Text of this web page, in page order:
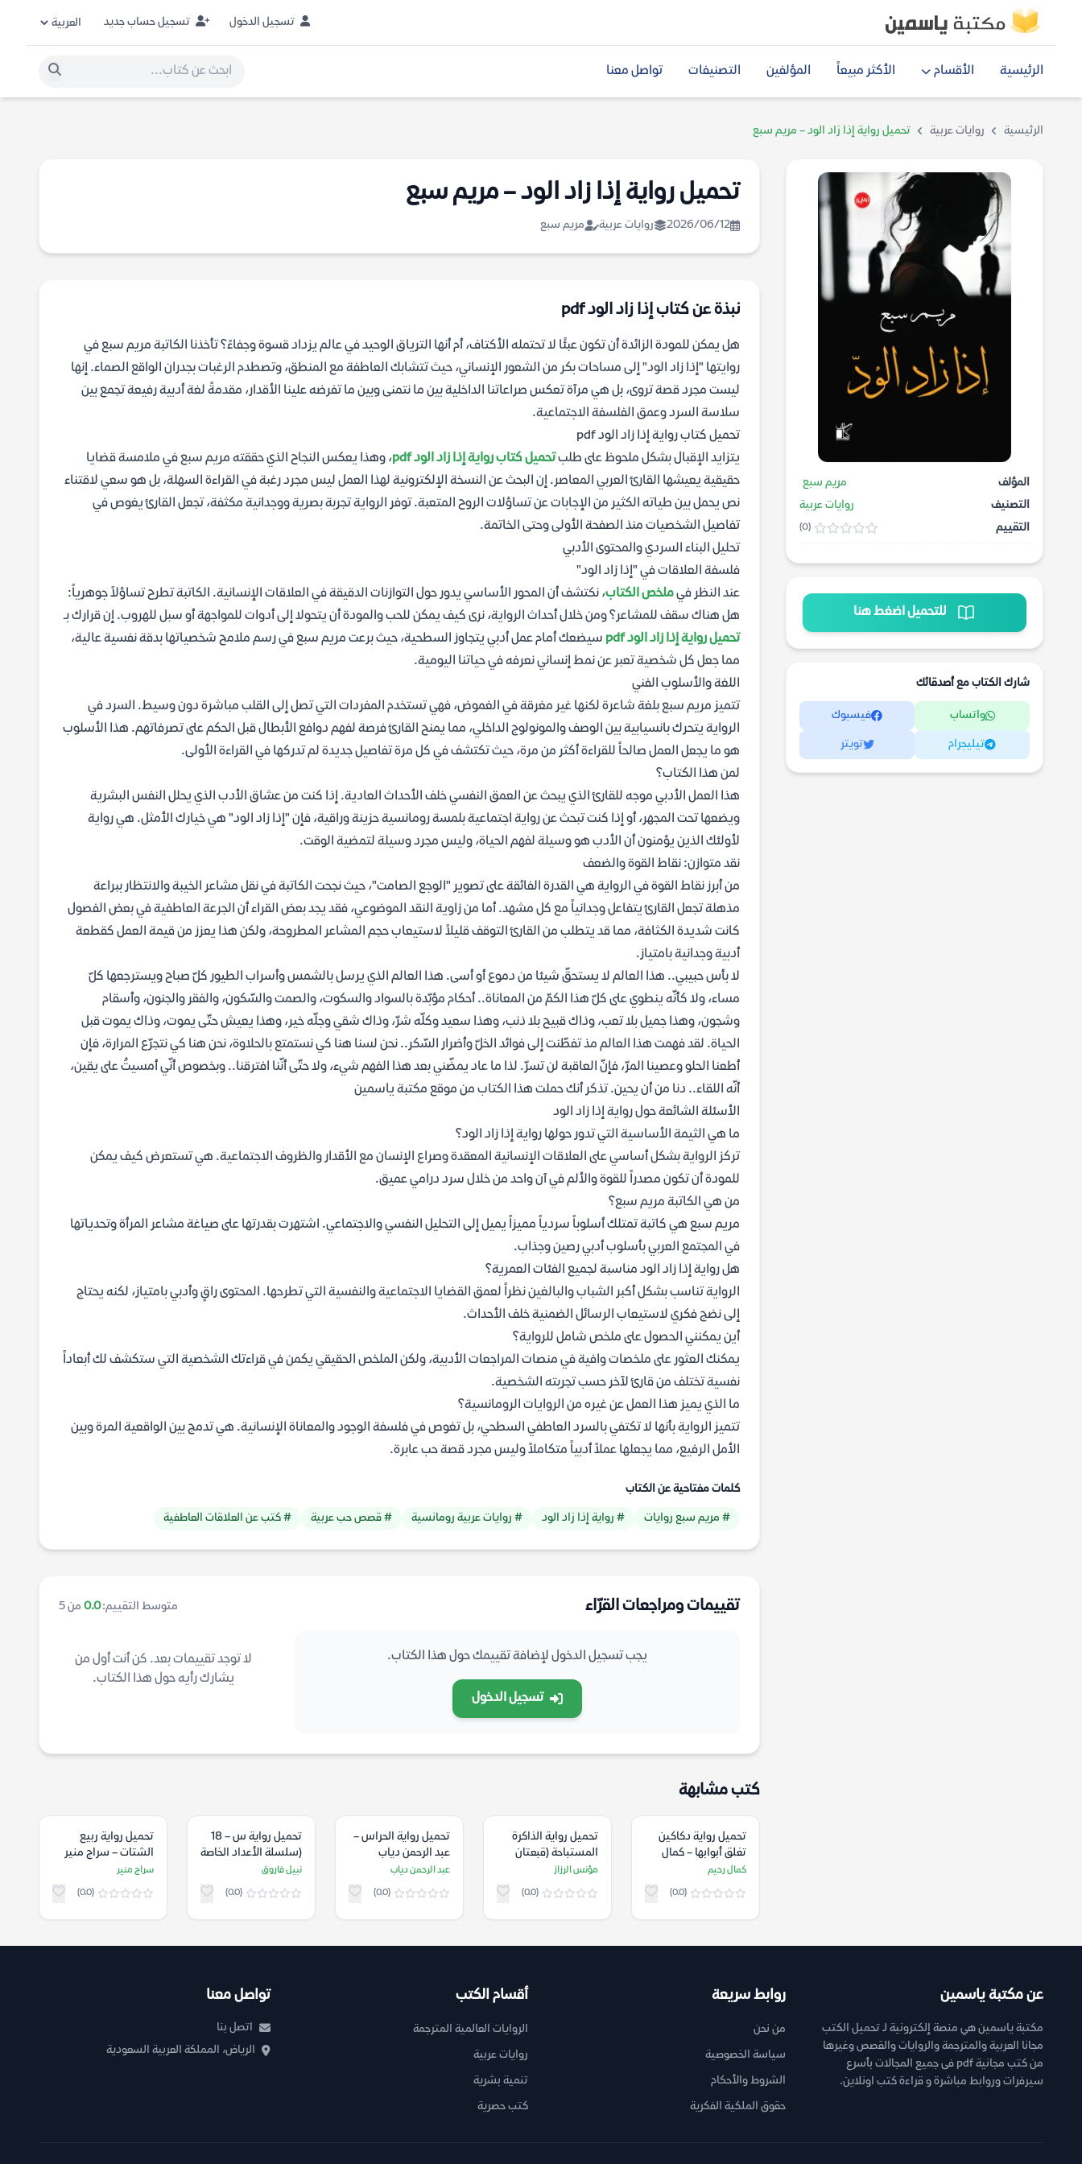
تسجيل الدخول تسجيل حساب جديد
الرئيسية الأقسام الأكثر مبيعاً المؤلفين التصنيفات تواصل معنا
الرئيسية روايات عربية تحميل رواية إذا زاد الود – مريم سبع
المؤلف
مريم سبع
التصنيف
روايات عربية
التقييم
(0)
للتحميل اضغط هنا
شارك الكتاب مع أصدقائك
واتساب فيسبوك
تيليجرام تويتر
تحميل رواية إذا زاد الود – مريم سبع
2026/06/12 روايات عربية مريم سبع
نبذة عن كتاب إذا زاد الود pdf
هل يمكن للمودة الزائدة أن تكون عبئًا لا تحتمله الأكتاف، أم أنها الترياق الوحيد في عالم يزداد قسوة وجفاءً؟ تأخذنا الكاتبة مريم سبع في
روايتها "إذا زاد الود" إلى مساحات بكر من الشعور الإنساني، حيث تتشابك العاطفة مع المنطق، وتصطدم الرغبات بجدران الواقع الصماء. إنها
ليست مجرد قصة تروى، بل هي مرآة تعكس صراعاتنا الداخلية بين ما نتمنى وبين ما تفرضه علينا الأقدار، مقدمةً لغة أدبية رفيعة تجمع بين
سلاسة السرد وعمق الفلسفة الاجتماعية.
تحميل كتاب رواية إذا زاد الود pdf
يتزايد الإقبال بشكل ملحوظ على طلبتحميل كتاب رواية إذا زاد الود pdf
، وهذا يعكس النجاح الذي حققته مريم سبع في ملامسة قضايا
حقيقية يعيشها القارئ العربي المعاصر. إن البحث عن النسخة الإلكترونية لهذا العمل ليس مجرد رغبة في القراءة السهلة، بل هو سعي لاقتناء
نص يحمل بين طياته الكثير من الإجابات عن تساؤلات الروح المتعبة. توفر الرواية تجربة بصرية ووجدانية مكثفة، تجعل القارئ يغوص في
تفاصيل الشخصيات منذ الصفحة الأولى وحتى الخاتمة.
تحليل البناء السردي والمحتوى الأدبي
فلسفة العلاقات في "إذا زاد الود"
عند النظر فيملخص الكتاب، نكتشف أن المحور الأساسي يدور حول التوازنات الدقيقة في العلاقات الإنسانية. الكاتبة تطرح تساؤلاً جوهرياً:
هل هناك سقف للمشاعر؟ ومن خلال أحداث الرواية، نرى كيف يمكن للحب والمودة أن يتحولا إلى أدوات للمواجهة أو سبل للهروب. إن قرارك بـ
تحميل رواية إذا زاد الود pdf
سيضعك أمام عمل أدبي يتجاوز السطحية، حيث برعت مريم سبع في رسم ملامح شخصياتها بدقة نفسية عالية،
مما جعل كل شخصية تعبر عن نمط إنساني نعرفه في حياتنا اليومية.
اللغة والأسلوب الفني
تتميز مريم سبع بلغة شاعرة لكنها غير مغرقة في الغموض، فهي تستخدم المفردات التي تصل إلى القلب مباشرة دون وسيط. السرد في
الرواية يتحرك بانسيابية بين الوصف والمونولوج الداخلي، مما يمنح القارئ فرصة لفهم دوافع الأبطال قبل الحكم على تصرفاتهم. هذا الأسلوب
هو ما يجعل العمل صالحاً للقراءة أكثر من مرة، حيث تكتشف في كل مرة تفاصيل جديدة لم تدركها في القراءة الأولى.
لمن هذا الكتاب؟
هذا العمل الأدبي موجه للقارئ الذي يبحث عن العمق النفسي خلف الأحداث العادية. إذا كنت من عشاق الأدب الذي يحلل النفس البشرية
ويضعها تحت المجهر، أو إذا كنت تبحث عن رواية اجتماعية بلمسة رومانسية حزينة وراقية، فإن "إذا زاد الود" هي خيارك الأمثل. هي رواية
لأولئك الذين يؤمنون أن الأدب هو وسيلة لفهم الحياة، وليس مجرد وسيلة لتمضية الوقت.
نقد متوازن: نقاط القوة والضعف
من أبرز نقاط القوة في الرواية هي القدرة الفائقة على تصوير "الوجع الصامت"، حيث نجحت الكاتبة في نقل مشاعر الخيبة والانتظار ببراعة
مذهلة تجعل القارئ يتفاعل وجدانياً مع كل مشهد. أما من زاوية النقد الموضوعي، فقد يجد بعض القراء أن الجرعة العاطفية في بعض الفصول
كانت شديدة الكثافة، مما قد يتطلب من القارئ التوقف قليلاً لاستيعاب حجم المشاعر المطروحة، ولكن هذا يعزز من قيمة العمل كقطعة
أدبية وجدانية بامتياز.
لا بأس حبيبي.. هذا العالم لا يستحقّ شيئا من دموع أو أسى. هذا العالم الذي يرسل بالشمس وأسراب الطيور كلّ صباح ويسترجعها كلّ
مساء، ولا كأنّه ينطوي على كلّ هذا الكمّ من المعاناة.. أحكام مؤبّدة بالسواد والسكوت، والصمت والسّكون، والفقر والجنون، وأسقام
وشجون، وهذا جميل بلا تعب، وذاك قبيح بلا ذنب، وهذا سعيد وكلّه شرّ، وذاك شقي وجلّه خير، وهذا يعيش حتّى يموت، وذاك يموت قبل
الحياة. لقد فهمت هذا العالم مذ تفطّنت إلى فوائد الخلّ وأضرار السّكر.. نحن لسنا هنا كي نستمتع بالحلاوة، نحن هنا كي نتجرّع المرارة، فإن
أطعنا الحلو وعصينا المرّ، فإنّ العاقبة لن تسرّ. لذا ما عاد يمضّني بعد هذا الفهم شيء، ولا حتّى أنّنا افترقنا.. وبخصوص أنّي أمسيتُ على يقين،
أنّه اللقاء.. دنا من أن يحين. تذكر أنك حملت هذا الكتاب من موقع مكتبة ياسمين
الأسئلة الشائعة حول رواية إذا زاد الود
ما هي الثيمة الأساسية التي تدور حولها رواية إذا زاد الود؟
تركز الرواية بشكل أساسي على العلاقات الإنسانية المعقدة وصراع الإنسان مع الأقدار والظروف الاجتماعية. هي تستعرض كيف يمكن
للمودة أن تكون مصدراً للقوة والألم في آن واحد من خلال سرد درامي عميق.
من هي الكاتبة مريم سبع؟
مريم سبع هي كاتبة تمتلك أسلوباً سردياً مميزاً يميل إلى التحليل النفسي والاجتماعي. اشتهرت بقدرتها على صياغة مشاعر المرأة وتحدياتها
في المجتمع العربي بأسلوب أدبي رصين وجذاب.
هل رواية إذا زاد الود مناسبة لجميع الفئات العمرية؟
الرواية تناسب بشكل أكبر الشباب والبالغين نظراً لعمق القضايا الاجتماعية والنفسية التي تطرحها. المحتوى راقٍ وأدبي بامتياز، لكنه يحتاج
إلى نضج فكري لاستيعاب الرسائل الضمنية خلف الأحداث.
أين يمكنني الحصول على ملخص شامل للرواية؟
يمكنك العثور على ملخصات وافية في منصات المراجعات الأدبية، ولكن الملخص الحقيقي يكمن في قراءتك الشخصية التي ستكشف لك أبعاداً
نفسية تختلف من قارئ لآخر حسب تجربته الشخصية.
ما الذي يميز هذا العمل عن غيره من الروايات الرومانسية؟
تتميز الرواية بأنها لا تكتفي بالسرد العاطفي السطحي، بل تغوص في فلسفة الوجود والمعاناة الإنسانية. هي تدمج بين الواقعية المرة وبين
الأمل الرفيع، مما يجعلها عملاً أدبياً متكاملاً وليس مجرد قصة حب عابرة.
كلمات مفتاحية عن الكتاب
# مريم سبع روايات # رواية إذا زاد الود # روايات عربية رومانسية # قصص حب عربية # كتب عن العلاقات العاطفية
تقييمات ومراجعات القرّاء متوسط التقييم:0.0 من 5
يجب تسجيل الدخول لإضافة تقييمك حول هذا الكتاب.
تسجيل الدخول
لا توجد تقييمات بعد. كن أنت أول من
يشارك رأيه حول هذا الكتاب.
كتب مشابهة
تحميل رواية دكاكين
تغلق أبوابها – كمال
رحيم
كمال رحيم
(0.0)
تحميل رواية الذاكرة
المستباحة (قبعتان
ورأس واحد) – مؤنس
مؤنس الرزاز
(0.0)
تحميل رواية الحراس –
عبد الرحمن دياب
عبد الرحمن دياب
(0.0)
تحميل رواية س – 18
(سلسلة الأعداد الخاصة
15) – نبيل فاروق
نبيل فاروق
(0.0)
تحميل رواية ربيع
الشتات – سراج منير
سراج منير
(0.0)
عن مكتبة ياسمين
مكتبة ياسمين هي منصة إلكترونية لـ تحميل الكتب
مجانا العربية والمترجمة والروايات والقصص وغيرها
من كتب مجانية pdf فى جميع المجالات بأسرع
سيرفرات وروابط مباشرة و قراءة كتب اونلاين.
روابط سريعة
من نحن
سياسة الخصوصية
الشروط والأحكام
حقوق الملكية الفكرية
أقسام الكتب
الروايات العالمية المترجمة
روايات عربية
تنمية بشرية
كتب حصرية
تواصل معنا
اتصل بنا
الرياض، المملكة العربية السعودية